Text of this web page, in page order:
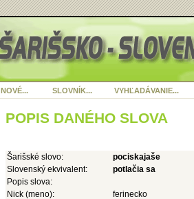
NOVÉ... SLOVNÍK... VYHĽADÁVANIE...
POPIS DANÉHO SLOVA
Šarišské slovo:
pociskajaše
Slovenský ekvivalent:
potlačia sa
Popis slova:
Nick (meno):
ferinecko